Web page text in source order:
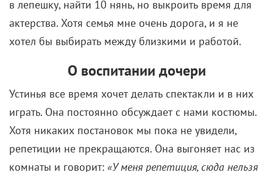
О воспитании дочери
Устинья все время хочет делать спектакли и в них
играть. Она постоянно обсуждает с нами костюмы.
Хотя никаких постановок мы пока не увидели,
репетиции не прекращаются. Она выгоняет нас из
комнаты и говорит:
«У меня репетиция, сюда нельзя
заходить».
Она отвечает:
. Так что ждем. Я бы не очень хотел,